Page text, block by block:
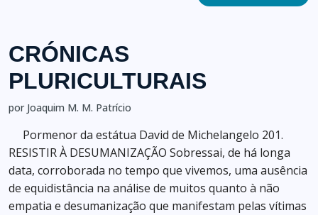
CRÓNICAS
PLURICULTURAIS
por Joaquim M. M. Patrício
Pormenor da estátua David de Michelangelo 201.
RESISTIR À DESUMANIZAÇÃO Sobressai, de há longa
data, corroborada no tempo que vivemos, uma ausência
de equidistância na análise de muitos quanto à não
empatia e desumanização que manifestam pelas vítimas